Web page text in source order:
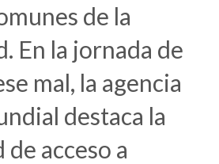
de la
En la jornada de
mal, la agencia
destaca la
acceso a